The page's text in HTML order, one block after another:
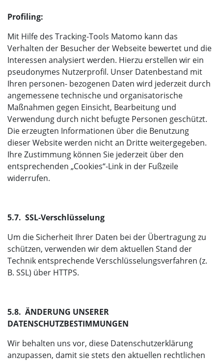
Profiling:
Mit Hilfe des Tracking-Tools Matomo kann das
Verhalten der Besucher der Webseite bewertet und die
Interessen analysiert werden. Hierzu erstellen wir ein
pseudonymes Nutzerprofil. Unser Datenbestand mit
Ihren personen- bezogenen Daten wird jederzeit durch
angemessene technische und organisatorische
Maßnahmen gegen Einsicht, Bearbeitung und
Verwendung durch nicht befugte Personen geschützt.
Die erzeugten Informationen über die Benutzung
dieser Website werden nicht an Dritte weitergegeben.
Ihre Zustimmung können Sie jederzeit über den
entsprechenden „Cookies“-Link in der Fußzeile
widerrufen.
5.7. SSL-Verschlüsselung
Um die Sicherheit Ihrer Daten bei der Übertragung zu
schützen, verwenden wir dem aktuellen Stand der
Technik entsprechende Verschlüsselungsverfahren (z.
B. SSL) über HTTPS.
5.8. ÄNDERUNG UNSERER
DATENSCHUTZBESTIMMUNGEN
Wir behalten uns vor, diese Datenschutzerklärung
anzupassen, damit sie stets den aktuellen rechtlichen